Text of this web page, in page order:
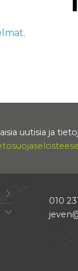
uutisia ja
010